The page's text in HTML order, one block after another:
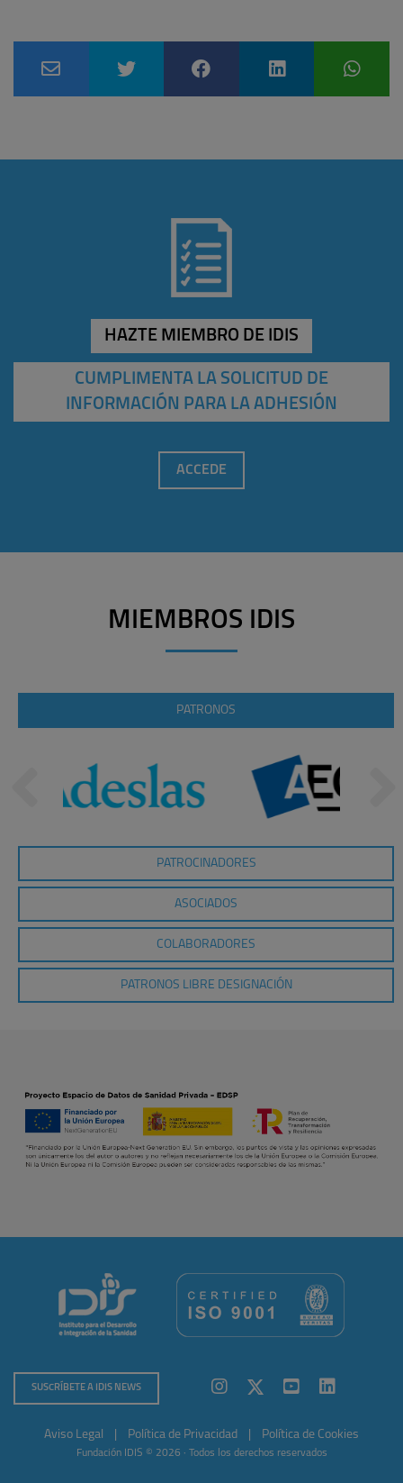
HAZTE MIEMBRO DE IDIS
CUMPLIMENTA LA SOLICITUD DE
INFORMACIÓN PARA LA ADHESIÓN
ACCEDE
MIEMBROS IDIS
PATRONOS
PATROCINADORES
ASOCIADOS
COLABORADORES
PATRONOS LIBRE DESIGNACIÓN
SUSCRÍBETE A IDIS NEWS
Aviso Legal Política de Privacidad Política de Cookies
Fundación IDIS © 2026 · Todos los derechos reservados